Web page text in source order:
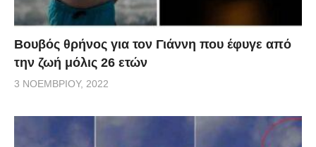
Βουβός θρήνος για τον Γιάννη που έφυγε από
την ζωή μόλις 26 ετών
3 ΝΟΕΜΒΡΊΟΥ, 2022